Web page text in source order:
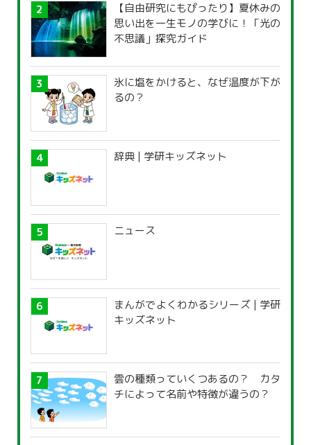
【自由研究にもぴったり】夏休みの
思い出を一生モノの学びに！「光の
不思議」探究ガイド
氷に塩をかけると、なぜ温度が下が
るの？
辞典 | 学研キッズネット
ニュース
まんがでよくわかるシリーズ | 学研
キッズネット
雲の種類っていくつあるの？ カタ
チによって名前や特徴が違うの？